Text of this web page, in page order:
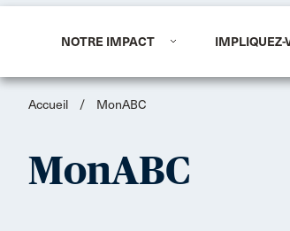
NOTRE IMPACT IMPLIQUEZ-
Accueil / MonABC
MonABC